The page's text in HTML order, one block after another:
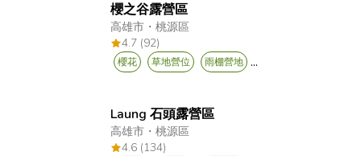
櫻之谷露營區
高雄市 ・桃源區
4.7 (92)
櫻花 草地營位 雨棚營地 ...
Laung 石頭露營區
高雄市 ・桃源區
4.6 (134)